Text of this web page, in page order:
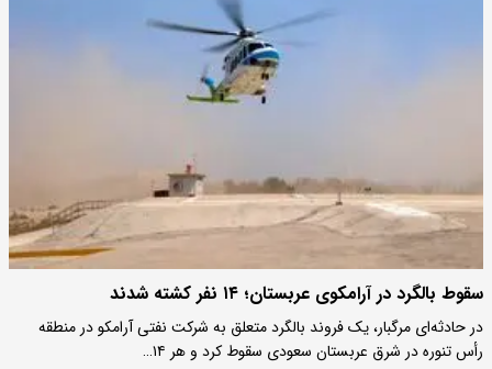
سقوط بالگرد در آرامکوی عربستان؛ ۱۴ نفر کشته شدند
در حادثه‌ای مرگبار، یک فروند بالگرد متعلق به شرکت نفتی آرامکو در منطقه
رأس تنوره در شرق عربستان سعودی سقوط کرد و هر ۱۴…